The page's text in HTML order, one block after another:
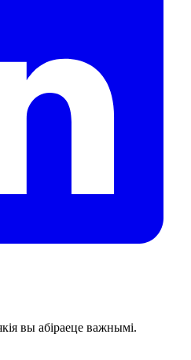
вы абіраеце важнымі.